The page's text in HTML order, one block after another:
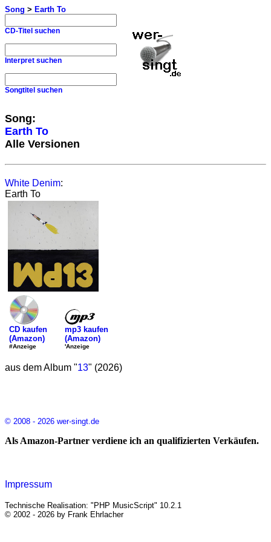
Song > Earth To
CD-Titel suchen
Interpret suchen
Songtitel suchen
Song:
Earth To
Alle Versionen
White Denim:
Earth To
CD kaufen
(Amazon)
#Anzeige
mp3 kaufen
(Amazon)
'Anzeige
aus dem Album "13" (2026)
© 2008 - 2026 wer-singt.de
Als Amazon-Partner verdiene ich an qualifizierten Verkäufen.
Impressum
Technische Realisation: "PHP MusicScript" 10.2.1
© 2002 - 2026 by Frank Ehrlacher